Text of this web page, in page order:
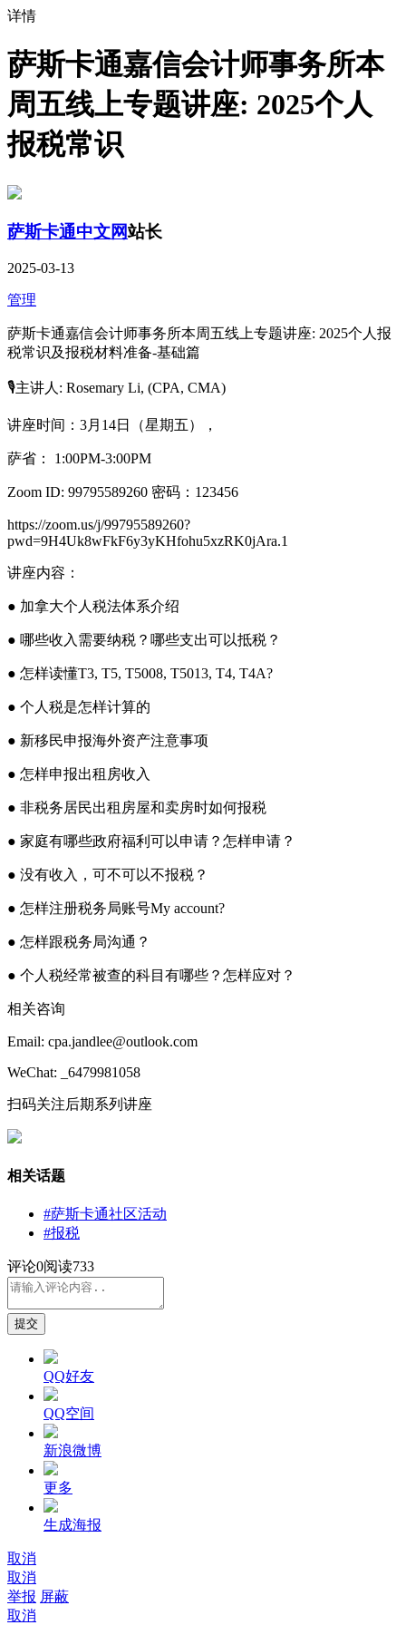
详情
萨斯卡通嘉信会计师事务所本
周五线上专题讲座: 2025个人
报税常识
萨斯卡通中文网站长
2025-03-13
管理
萨斯卡通嘉信会计师事务所本周五线上专题讲座: 2025个人报
税常识及报税材料准备-基础篇
🎙主讲人: Rosemary Li, (CPA, CMA)
讲座时间：3月14日（星期五），
萨省： 1:00PM-3:00PM
Zoom ID: 99795589260 密码：123456
https://zoom.us/j/99795589260?
pwd=9H4Uk8wFkF6y3yKHfohu5xzRK0jAra.1
讲座内容：
● 加拿大个人税法体系介绍
● 哪些收入需要纳税？哪些支出可以抵税？
● 怎样读懂T3, T5, T5008, T5013, T4, T4A?
● 个人税是怎样计算的
● 新移民申报海外资产注意事项
● 怎样申报出租房收入
● 非税务居民出租房屋和卖房时如何报税
● 家庭有哪些政府福利可以申请？怎样申请？
● 没有收入，可不可以不报税？
● 怎样注册税务局账号My account?
● 怎样跟税务局沟通？
● 个人税经常被查的科目有哪些？怎样应对？
相关咨询
Email: cpa.jandlee@outlook.com
WeChat: _6479981058
扫码关注后期系列讲座
相关话题
#萨斯卡通社区活动
#报税
评论0阅读733
提交
QQ好友
QQ空间
新浪微博
更多
生成海报
取消
取消
举报 屏蔽
取消